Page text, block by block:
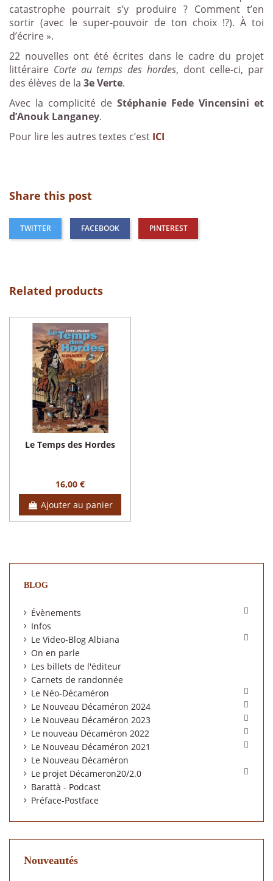
catastrophe pourrait s’y produire ? Comment t’en
sortir (avec le super-pouvoir de ton choix !?). À toi
d’écrire ».
22 nouvelles ont été écrites dans le cadre du projet
littéraire Corte au temps des hordes, dont celle-ci, par
des élèves de la 3e Verte.
Avec la complicité de Stéphanie Fede Vincensini et
d’Anouk Langaney.
Pour lire les autres textes c’est ICI
Share this post
TWITTER FACEBOOK PINTEREST
Related products
Le Temps des Hordes
16,00 €
Ajouter au panier
BLOG
Évènements 
Infos
Le Video-Blog Albiana

On en parle
Les billets de l'éditeur
Carnets de randonnée
Le Néo-Décaméron

Le Nouveau Décaméron 2024 
Le Nouveau Décaméron 2023 
Le nouveau Décaméron 2022 
Le Nouveau Décaméron 2021 
Le Nouveau Décaméron
Le projet Décameron20/2.0

Barattà - Podcast
Préface-Postface
Nouveautés